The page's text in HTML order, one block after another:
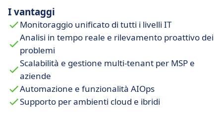
Automazione e integrazione
Slack, Jira, strumenti CI/CD, Zapier, ServiceNow,
con automazione delle azioni correttive
Affidabilità comprovata
e precise, oltre 13.000 clienti nel mondo
I vantaggi
Monitoraggio unificato di tutti i livelli IT
Analisi in tempo reale e rilevamento proattivo dei
problemi
Scalabilità e gestione multi-tenant per MSP e
aziende
Automazione e funzionalità AIOps
Supporto per ambienti cloud e ibridi